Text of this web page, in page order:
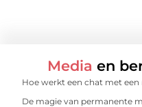
Media en
Hoe werkt een chat met een
De magie van permanente